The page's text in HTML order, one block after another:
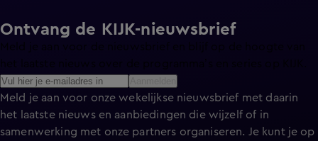
Ontvang de KIJK-nieuwsbrief
Meld je aan voor onze wekelijkse nieuwsbrief met daarin
het laatste nieuws en aanbiedingen die wijzelf of in
samenwerking met onze partners organiseren. Je kunt je op